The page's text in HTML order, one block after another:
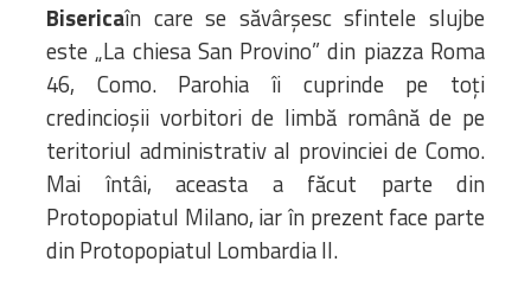
Bisericaîn care se săvârşesc sfintele slujbe
este „La chiesa San Provino” din piazza Roma
46, Como. Parohia îi cuprinde pe toţi
credincioșii vorbitori de limbă română de pe
teritoriul administrativ al provinciei de Como.
Mai întâi, aceasta a făcut parte din
Protopopiatul Milano, iar în prezent face parte
din Protopopiatul Lombardia II.